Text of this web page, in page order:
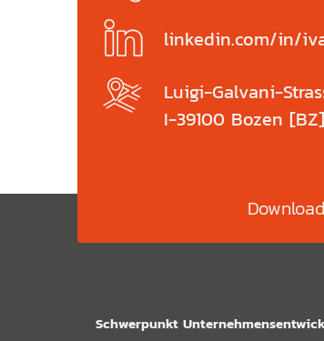
Luigi-Galvani-
I-39100 Bozen [BZ]
linkedin.com/in/
Schwerpunkt